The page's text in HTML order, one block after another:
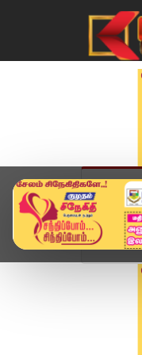
முகப்பு
Home